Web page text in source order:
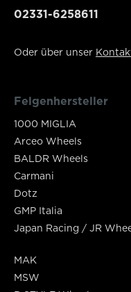
02331-6258611
Oder über unser
Felgenhersteller
1000 MIGLIA
Arceo Wheels
BALDR Wheels
Carmani
Dotz
GMP Italia
Japan Racing / JR
MAK
MSW